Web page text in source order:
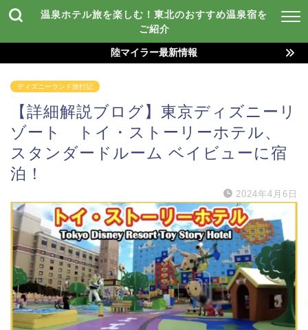
温泉ホテル旅を楽しむ！東北のおすすめ温泉宿を
ご紹介
陸マイラー最新情報
ディズニーランド旅行記
【詳細解説ブログ】東京ディズニーリ
ゾート トイ・ストーリーホテル、
スタンダードルーム ベイビューに宿
泊！
2024年4月6日